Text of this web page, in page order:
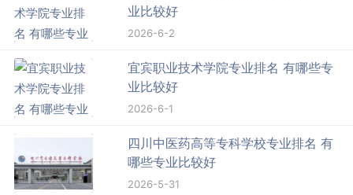
业比较好
2026-6-2
宜宾职业技术学院专业排名 有哪些专
业比较好
2026-6-1
四川中医药高等专科学校专业排名 有
哪些专业比较好
2026-5-31